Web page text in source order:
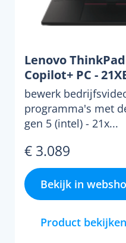
Lenovo
Copilot+ PC -
bewerk
programma's met
gen 5 (intel) - 21x...
€ 3.089
Bekijk in
Product bekijken